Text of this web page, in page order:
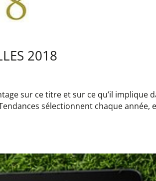
2018
sur ce titre et sur ce qu’il implique
sélectionnent chaque année,